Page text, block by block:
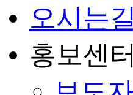
오시는길
홍보센터